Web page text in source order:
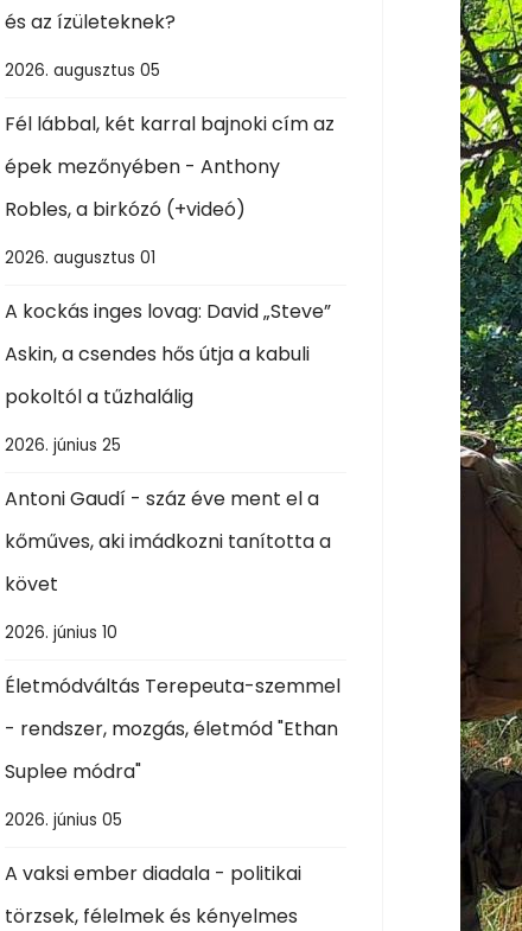
és az ízületeknek?
2026. augusztus 05
Fél lábbal, két karral bajnoki cím az
épek mezőnyében - Anthony
Robles, a birkózó (+videó)
2026. augusztus 01
A kockás inges lovag: David „Steve”
Askin, a csendes hős útja a kabuli
pokoltól a tűzhalálig
2026. június 25
Antoni Gaudí - száz éve ment el a
kőműves, aki imádkozni tanította a
követ
2026. június 10
Életmódváltás Terepeuta-szemmel
- rendszer, mozgás, életmód "Ethan
Suplee módra"
2026. június 05
A vaksi ember diadala - politikai
törzsek, félelmek és kényelmes